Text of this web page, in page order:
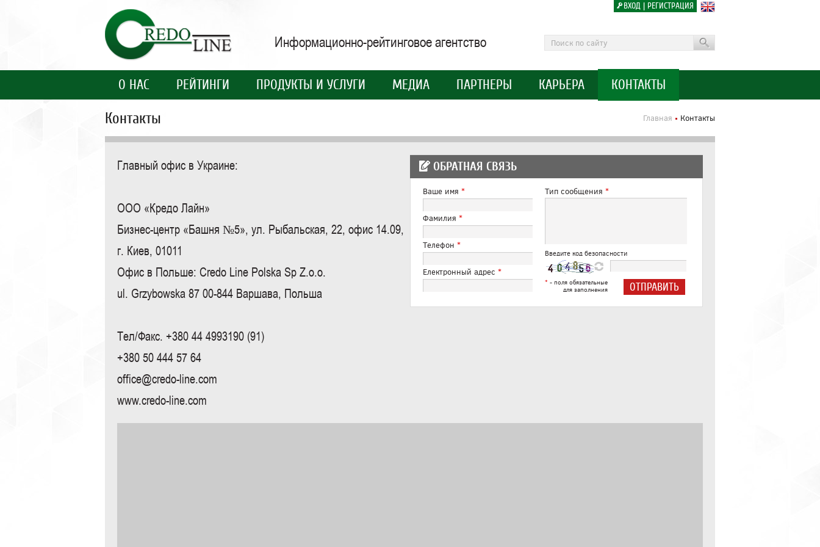
Информационно-рейтинговое агентство
ВХОД РЕГИСТРАЦИЯ
О НАС РЕЙТИНГИ ПРОДУКТЫ И УСЛУГИ МЕДИА ПАРТНЕРЫ КАРЬЕРА КОНТАКТЫ
Контакты Главная Контакты
Главный офис в Украине:
ООО «Кредо Лайн»
Бизнес-центр «Башня №5», ул. Рыбальская, 22, офис 14.09,
г. Киев, 01011
Офис в Польше: Credo Line Polska Sp Z.o.o.
ul. Grzybowska 87 00-844 Варшава, Польша
Тел/Факс. +380 44 4993190 (91)
+380 50 444 57 64
office@credo-line.com
www.credo-line.com
ОБРАТНАЯ СВЯЗЬ
Ваше имя *
Фамилия *
Телефон *
Електронный адрес *
Тип сообщения *
Введите код безопасности
* - поля обязательные
для заполнения
ОТПРАВИТЬ